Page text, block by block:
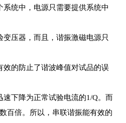
统中，电源只需要提供系统中
压器，而且，谐振激磁电源只
的防止了谐波峰值对试品的误
下降为正常试验电流的1/Q。而
百倍。所以，串联谐振能有效的